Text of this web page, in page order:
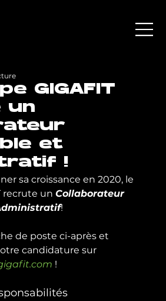
GIGAFIT
un
et
!
sa croissance en 2020, le
recrute un Collaborateur
!
de poste ci-après et
candidature sur